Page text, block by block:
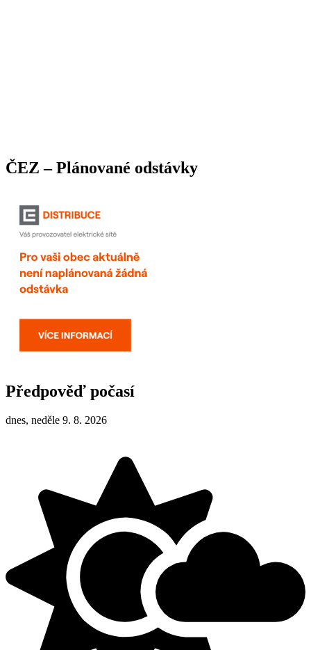
ČEZ – Plánované odstávky
Předpověď počasí
dnes, neděle 9. 8. 2026